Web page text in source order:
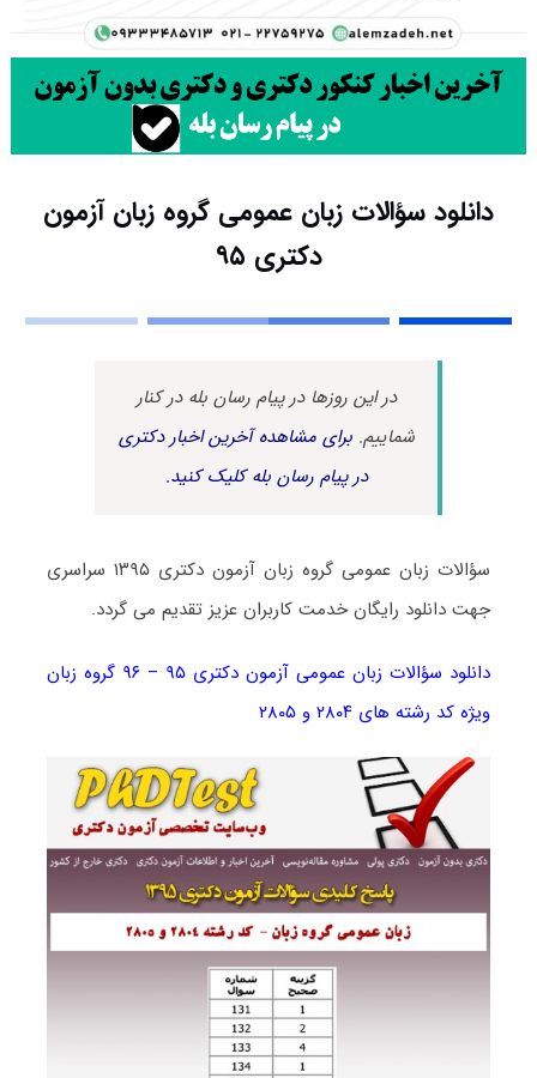
دانلود سؤالات زبان عمومی گروه زبان آزمون
دکتری ۹۵
در این روزها در پیام رسان بله در کنار
شماییم.برای مشاهده آخرین اخبار دکتری
در پیام رسان بله کلیک کنید.
سؤالات زبان عمومی گروه زبان آزمون دکتری ۱۳۹۵ سراسری
جهت دانلود رایگان خدمت کاربران عزیز تقدیم می گردد.
دانلود سؤالات زبان عمومی آزمون دکتری ۹۵ – ۹۶ گروه زبان
ویژه کد رشته های ۲۸۰۴ و ۲۸۰۵